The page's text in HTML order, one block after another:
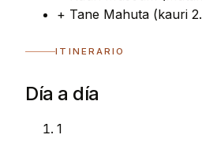
+ Tane Mahuta (kauri
ITINERARIO
Día a día
1